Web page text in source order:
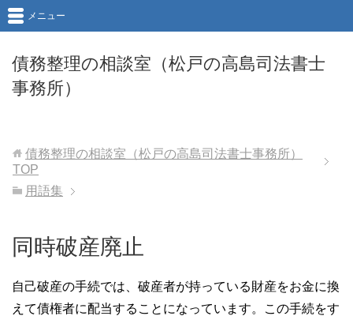
債務整理の相談室（松戸の高島司法書士
事務所）
メニュー
債務整理の相談室（松戸の高島司法書士事務所）
TOP
用語集
同時破産廃止
自己破産の手続では、破産者が持っている財産をお金に換
えて債権者に配当することになっています。この手続をす